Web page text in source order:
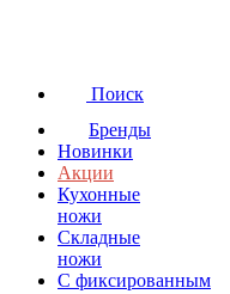
Поиск
Бренды
Новинки
Акции
Кухонные
ножи
Складные
ножи
C фиксированным